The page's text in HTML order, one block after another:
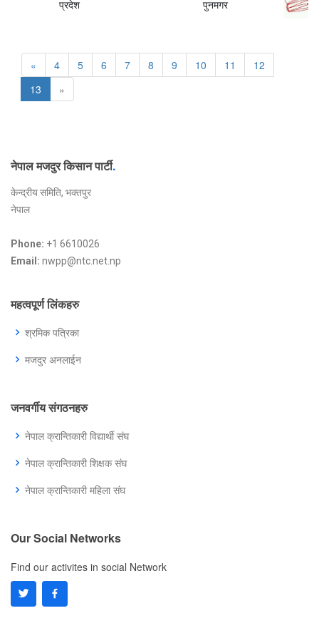
प्रदेश
पुनमगर
« 4 5 6 7 8 9 10 11
12
13
»
नेपाल मजदुर किसान पार्टी.
केन्द्रीय समिति, भक्तपुर
नेपाल
Phone: +1 6610026
Email: nwpp@ntc.net.np
महत्वपूर्ण लिंकहरु
श्रमिक पत्रिका
मजदुर अनलाईन
जनवर्गीय संगठनहरु
नेपाल क्रान्तिकारी विद्यार्थी संघ
नेपाल क्रान्तिकारी शिक्षक संघ
नेपाल क्रान्तिकारी महिला संघ
Our Social Networks
Find our activites in social Network